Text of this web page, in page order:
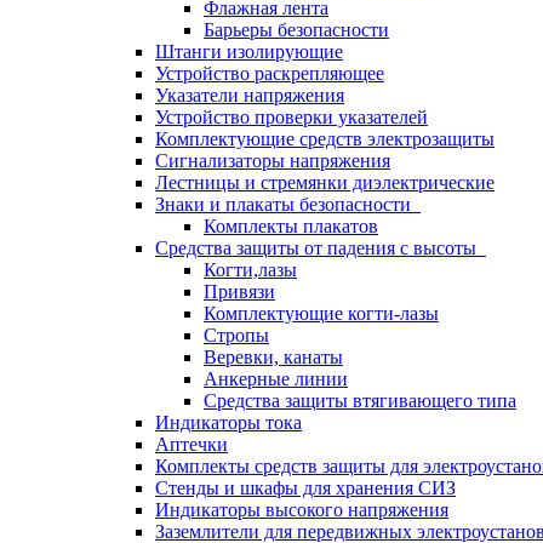
Флажная лента
Барьеры безопасности
Штанги изолирующие
Устройство раскрепляющее
Указатели напряжения
Устройство проверки указателей
Комплектующие средств электрозащиты
Сигнализаторы напряжения
Лестницы и стремянки диэлектрические
Знаки и плакаты безопасности
Комплекты плакатов
Средства защиты от падения с высоты
Когти,лазы
Привязи
Комплектующие когти-лазы
Стропы
Веревки, канаты
Анкерные линии
Средства защиты втягивающего типа
Индикаторы тока
Аптечки
Комплекты средств защиты для
Стенды и шкафы для хранения СИЗ
Индикаторы высокого напряжения
Заземлители для передвижных